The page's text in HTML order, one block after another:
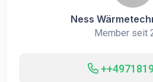
Ness
Member seit